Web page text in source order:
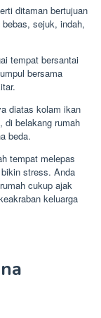
ditaman bertujuan
sejuk, indah,
tempat bersantai
bersama
diatas kolam ikan
di belakang rumah
beda.
tempat melepas
stress. Anda
cukup ajak
keluarga